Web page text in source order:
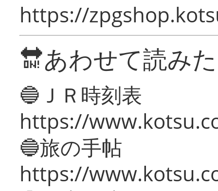
https://
🔛あわせて読み
🔵ＪＲ時刻表
https://
🔵旅の手帖
https://